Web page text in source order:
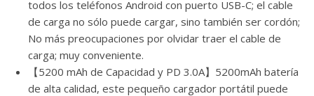
todos los teléfonos Android con puerto USB-C; el cable
de carga no sólo puede cargar, sino también ser cordón;
No más preocupaciones por olvidar traer el cable de
carga; muy conveniente.
【5200 mAh de Capacidad y PD 3.0A】5200mAh batería
de alta calidad, este pequeño cargador portátil puede